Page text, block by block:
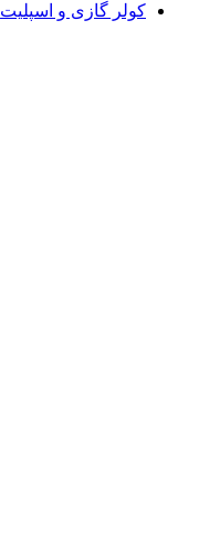
کولر گازی و اسپلیت